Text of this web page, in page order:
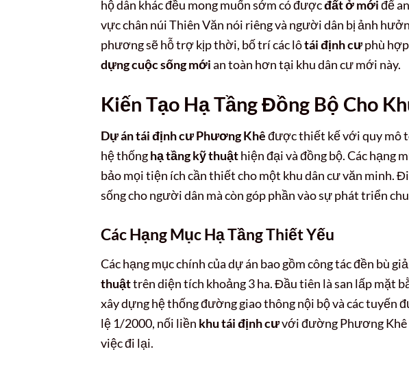
hộ dân khác đều mong muốn sớm có đượcđất ở mớiđể
vực chân núi Thiên Văn nói riêng và người dân bị ảnh
phương sẽ hỗ trợ kịp thời, bố trí các lôtái định cưphù
dựng cuộc sống mớian toàn hơn tại khu dân cư mới này.
Kiến Tạo Hạ Tầng Đồng Bộ Cho
Dự án tái định cư Phương Khêđược thiết kế với quy mô
hệ thốnghạ tầng kỹ thuậthiện đại và đồng bộ. Các hạng
bảo mọi tiện ích cần thiết cho một khu dân cư văn minh.
sống cho người dân mà còn góp phần vào sự phát triển
Các Hạng Mục Hạ Tầng Thiết Yếu
Các hạng mục chính của dự án bao gồm công tác đền bù
thuậttrên diện tích khoảng 3 ha. Đầu tiên là san lấp mặt
xây dựng hệ thống đường giao thông nội bộ và các tuyến
lệ 1/2000, nối liền khu tái định cưvới đường Phương Khê
việc đi lại.